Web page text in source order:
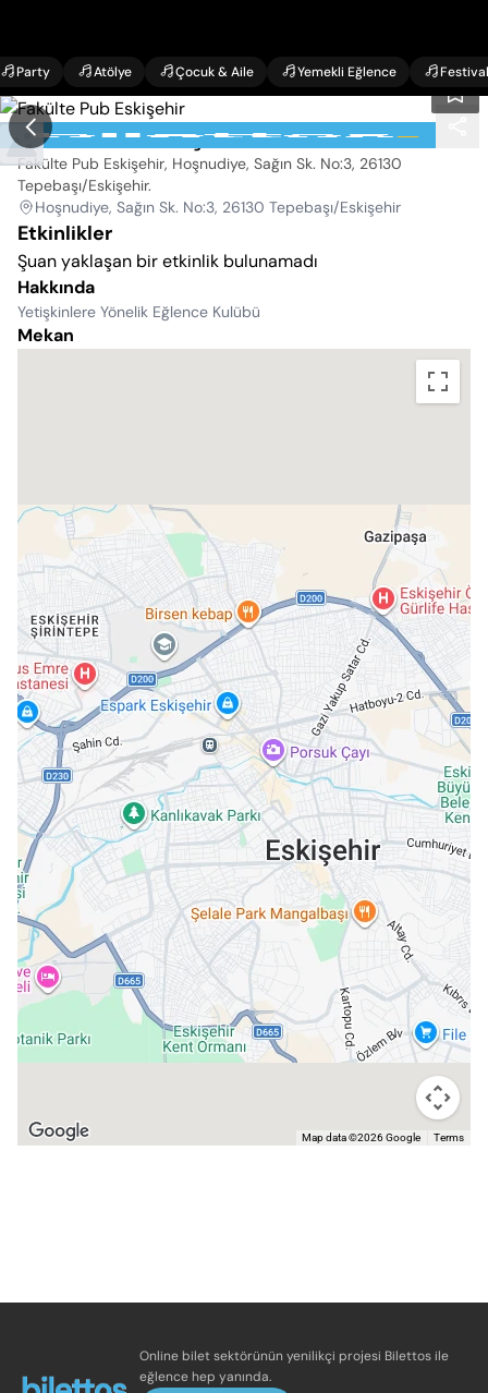
Party Atölye Çocuk & Aile Yemekli Eğlence Festival
Fakülte Pub Eskişehir
Fakülte Pub Eskişehir, Hoşnudiye, Sağın Sk. No:3, 26130
Tepebaşı/Eskişehir.
Hoşnudiye, Sağın Sk. No:3, 26130 Tepebaşı/Eskişehir
Etkinlikler
Şuan yaklaşan bir etkinlik bulunamadı
Hakkında
Yetişkinlere Yönelik Eğlence Kulübü
Mekan
Map data ©2026 Google Terms
Online bilet sektörünün yenilikçi projesi Bilettos ile
eğlence hep yanında.